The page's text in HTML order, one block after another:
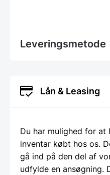
Leveringsmetode
Lån & Leasing
Du har mulighed for at
inventar købt hos os.
gå ind på den del af
udfylde en ansøgning.